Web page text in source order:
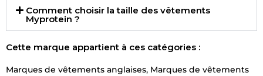
Comment choisir la taille des vêtements
Myprotein ?
Cette marque appartient à ces catégories :
Marques de vêtements anglaises, Marques de vêtements